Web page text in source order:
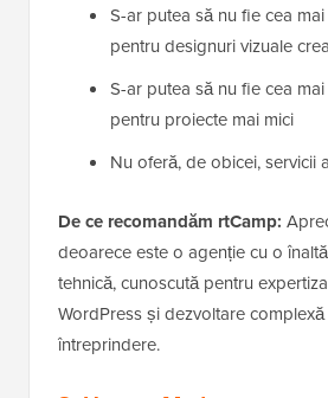
S-ar putea să nu fie cea
pentru designuri vizuale
S-ar putea să nu fie cea
pentru proiecte mai mici
Nu oferă, de obicei, servicii
De ce recomandăm rtCamp:
deoarece este o agenție cu o
tehnică, cunoscută pentru
WordPress și dezvoltare
întreprindere.